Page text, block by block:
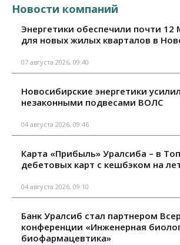
Новости компаний
Энергетики обеспечили почти
для новых жилых кварталов в
07 августа 2026, 09:40
Новосибирские энергетики
незаконными подвесами ВОЛС
04 августа 2026, 09:46
Карта «Прибыль» Уралсиба – в
дебетовых карт с кешбэком на
04 августа 2026, 09:10
Банк Уралсиб стал партнером
конференции «Инженерная
биофармацевтика»